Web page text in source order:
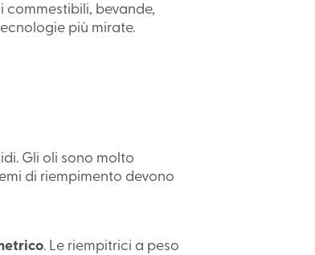
commestibili, bevande,
più mirate.
Gli oli sono molto
di riempimento devono
. Le riempitrici a peso